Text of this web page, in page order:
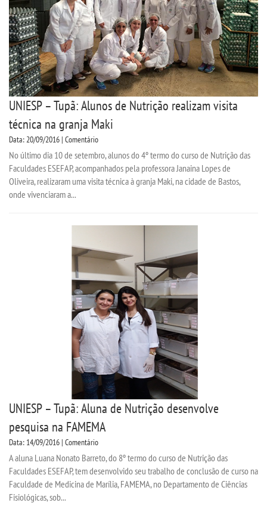
UNIESP – Tupã: Alunos de Nutrição realizam visita
técnica na granja Maki
Data: 20/09/2016 | Comentário
No último dia 10 de setembro, alunos do 4º termo do curso de Nutrição das
Faculdades ESEFAP, acompanhados pela professora Janaina Lopes de
Oliveira, realizaram uma visita técnica à granja Maki, na cidade de Bastos,
onde vivenciaram a...
UNIESP – Tupã: Aluna de Nutrição desenvolve
pesquisa na FAMEMA
Data: 14/09/2016 | Comentário
A aluna Luana Nonato Barreto, do 8º termo do curso de Nutrição das
Faculdades ESEFAP, tem desenvolvido seu trabalho de conclusão de curso na
Faculdade de Medicina de Marília, FAMEMA, no Departamento de Ciências
Fisiológicas, sob...